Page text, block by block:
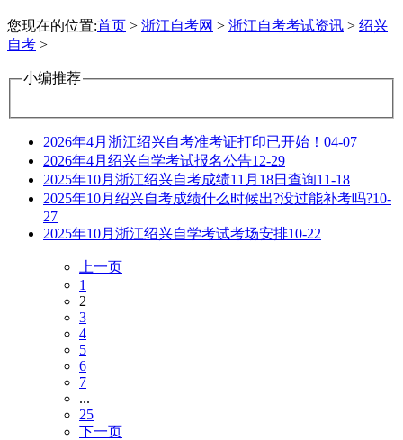
您现在的位置:首页 > 浙江自考网 > 浙江自考考试资讯 > 绍兴
自考 >
小编推荐
2026年4月浙江绍兴自考准考证打印已开始！ 04-07
2026年4月绍兴自学考试报名公告12-29
2025年10月浙江绍兴自考成绩11月18日查询11-18
2025年10月绍兴自考成绩什么时候出?没过能补考吗?10-
27
2025年10月浙江绍兴自学考试考场安排10-22
上一页
1
2
3
4
5
6
7
...
25
下一页